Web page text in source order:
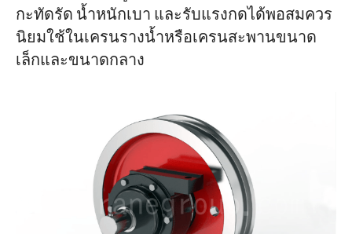
กะทัดรัด น้ำหนักเบา และรับแรงกดได้พอสมควร
นิยมใช้ในเครนรางน้ำหรือเครนสะพานขนาด
เล็กและขนาดกลาง